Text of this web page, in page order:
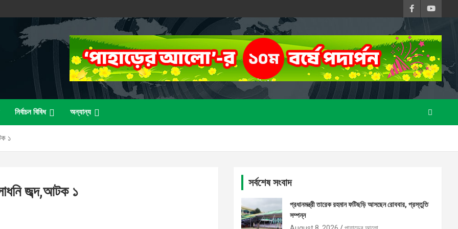
নির্বাচন বিবিধ অন্যান্য
১
জব্দ,আটক ১
সর্বশেষ সংবাদ
প্রধানমন্ত্রী তারেক রহমান ফটিছড়ি আসছেন রোববার, প্রস্তুতি
সম্পন্ন